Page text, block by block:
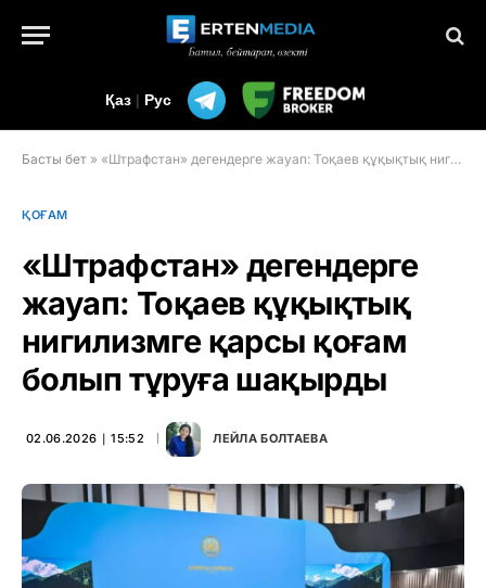
Қаз | Рус
Басты бет » «Штрафстан» дегендерге жауап: Тоқаев құқықтық нигилизмге қарсы қоғам болып тұруға шақырды
ҚОҒАМ
«Штрафстан» дегендерге
жауап: Тоқаев құқықтық
нигилизмге қарсы қоғам
болып тұруға шақырды
02.06.2026 ∣ 15:52 ЛЕЙЛА БОЛТАЕВА